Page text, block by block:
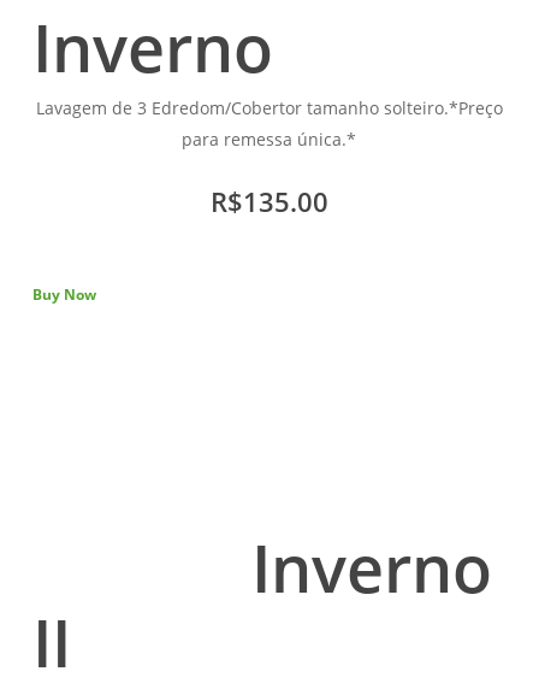
Inverno
Lavagem de 3 Edredom/Cobertor tamanho solteiro.*Preço
para remessa única.*
R$135.00
Buy Now
Inverno
II